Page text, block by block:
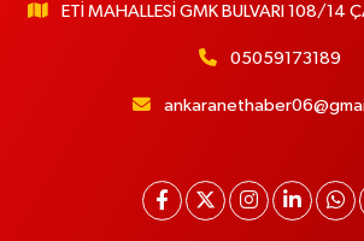
ETİ MAHALLESİ GMK BULVARI 108/14
05059173189